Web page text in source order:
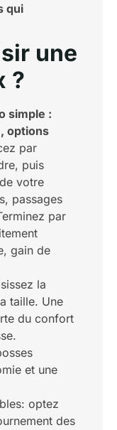
qui
une
?
simple :
options
par
puis
votre
passages
par
gain de
la
taille. Une
du confort
et une
optez
des